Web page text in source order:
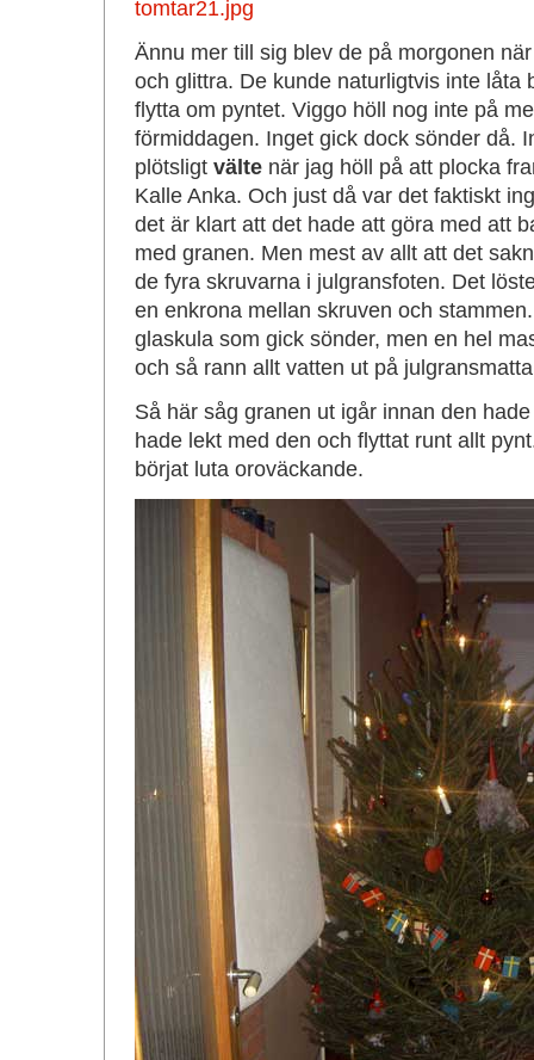
Ännu mer till sig blev de på morgonen
och glittra. De kunde naturligtvis inte låta
flytta om pyntet. Viggo höll nog inte på
förmiddagen. Inget gick dock sönder då.
plötsligt vältenär jag höll på att plocka
Kalle Anka. Och just då var det faktiskt
det är klart att det hade att göra med att
med granen. Men mest av allt att det
de fyra skruvarna i julgransfoten. Det
en enkrona mellan skruven och
glaskula som gick sönder, men en hel
och så rann allt vatten ut på
Så här såg granen ut igår innan den
hade lekt med den och flyttat runt allt
börjat luta oroväckande.